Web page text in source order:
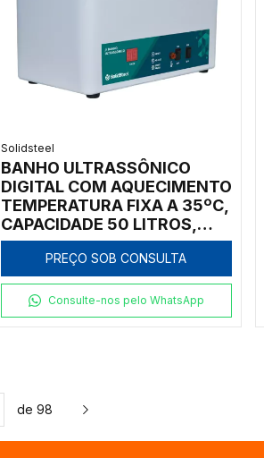
Solidsteel
BANHO ULTRASSÔNICO
DIGITAL COM AQUECIMENTO
TEMPERATURA FIXA A 35ºC,
CAPACIDADE 50 LITROS,
CUBA INTERNA EM AÇO
INOX, FREQUÊNCIA DE
TRABALHO 40KHZ, ALARME
DE FINAL DE CICLO E TIMER -
MODELO SSBU/50L
PREÇO SOB CONSULTA
Consulte-nos pelo WhatsApp
de 98